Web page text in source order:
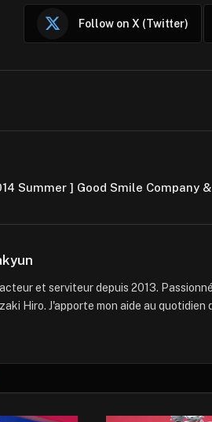
Follow on X (Twitter)
Summer ] Good Smile Company
et serviteur depuis 2013.
Hiro. J'apporte mon aide au